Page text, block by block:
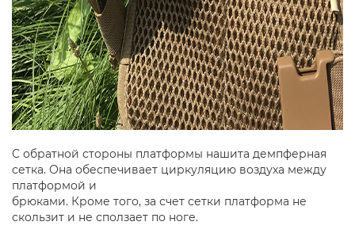
С обратной стороны платформы нашита демпферная
сетка. Она обеспечивает циркуляцию воздуха между
платформой и
брюками. Кроме того, за счет сетки платформа не
скользит и не сползает по ноге.